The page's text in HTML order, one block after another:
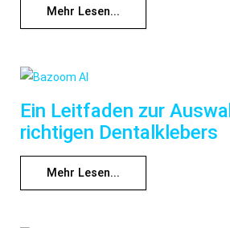
Mehr Lesen...
Ein Leitfaden zur
richtigen Dentalklebers
Mehr Lesen...